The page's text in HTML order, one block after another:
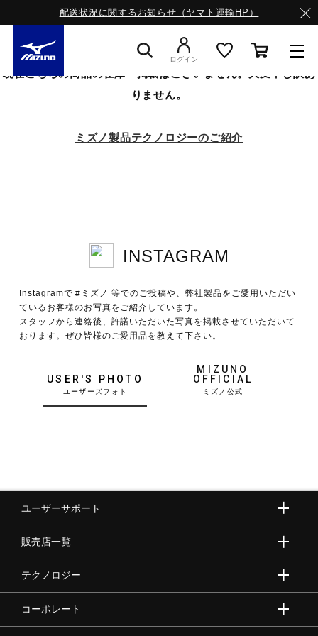
配送状況に関するお知らせ（ヤマト運輸HP）
サッカー／フットサル
トレーニング
ゴルフ
バレーボール
バドミントン
ログイン
現在こちらの商品の在庫・掲載はございません。大変申し訳あ
りません。
ミズノ製品テクノロジーのご紹介
INSTAGRAM
Instagramで #ミズノ 等でのご投稿や、弊社製品をご愛用いただい
ているお客様のお写真をご紹介しています。
スタッフから連絡後、許諾いただいた写真を掲載させていただいて
おります。ぜひ皆様のご愛用品を教えて下さい。
USER'S PHOTO
MIZUNO
OFFICIAL
ユーザーサポート
販売店一覧
テクノロジー
コーポレート